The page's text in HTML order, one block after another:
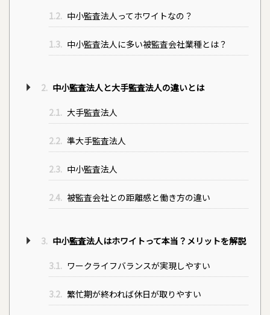
1.2. 中小監査法人ってホワイトなの？
1.3. 中小監査法人に多い被監査会社業種とは？
2. 中小監査法人と大手監査法人の違いとは
2.1. 大手監査法人
2.2. 準大手監査法人
2.3. 中小監査法人
2.4. 被監査会社との距離感と働き方の違い
3. 中小監査法人はホワイトって本当？メリットを解説
3.1. ワークライフバランスが実現しやすい
3.2. 繁忙期が終われば休日が取りやすい